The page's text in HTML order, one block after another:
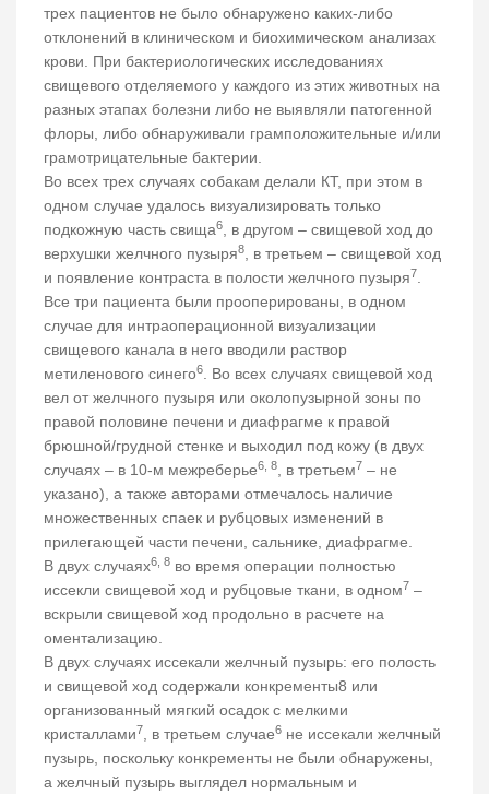
трех пациентов не было обнаружено каких-либо
отклонений в клиническом и биохимическом анализах
крови. При бактериологических исследованиях
свищевого отделяемого у каждого из этих животных на
разных этапах болезни либо не выявляли патогенной
флоры, либо обнаруживали грамположительные и/или
грамотрицательные бактерии.
Во всех трех случаях собакам делали КТ, при этом в
одном случае удалось визуализировать только
подкожную часть свища6, в другом – свищевой ход до
верхушки желчного пузыря8, в третьем – свищевой ход
и появление контраста в полости желчного пузыря7.
Все три пациента были прооперированы, в одном
случае для интраоперационной визуализации
свищевого канала в него вводили раствор
метиленового синего6. Во всех случаях свищевой ход
вел от желчного пузыря или околопузырной зоны по
правой половине печени и диафрагме к правой
брюшной/грудной стенке и выходил под кожу (в двух
случаях – в 10-м межреберье6, 8, в третьем7 – не
указано), а также авторами отмечалось наличие
множественных спаек и рубцовых изменений в
прилегающей части печени, сальнике, диафрагме.
В двух случаях6, 8 во время операции полностью
иссекли свищевой ход и рубцовые ткани, в одном7 –
вскрыли свищевой ход продольно в расчете на
оментализацию.
В двух случаях иссекали желчный пузырь: его полость
и свищевой ход содержали конкременты8 или
организованный мягкий осадок с мелкими
кристаллами7, в третьем случае6 не иссекали желчный
пузырь, поскольку конкременты не были обнаружены,
а желчный пузырь выглядел нормальным и